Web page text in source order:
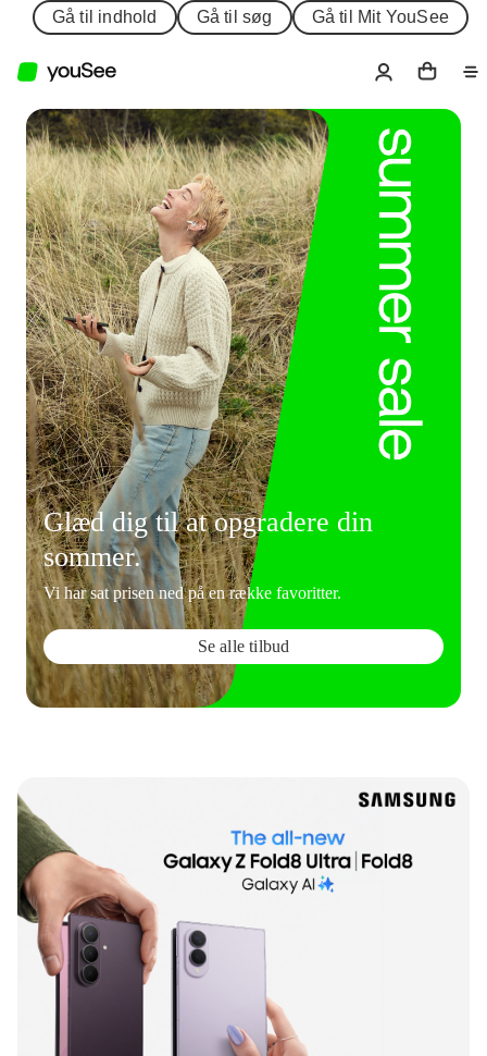
Gå til indhold Gå til søg Gå til Mit YouSee
Glæd dig til at opgradere din
sommer.
Vi har sat prisen ned på en række favoritter.
Se alle tilbud